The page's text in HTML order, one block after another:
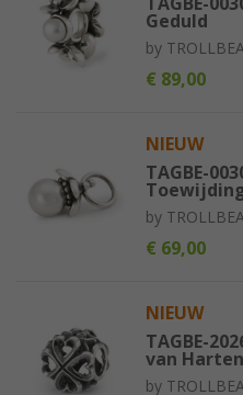
Geduld
by
€ 89,00
NIEUW
TAGBE-
by
€ 69,00
NIEUW
TAGBE-
van Harten
by